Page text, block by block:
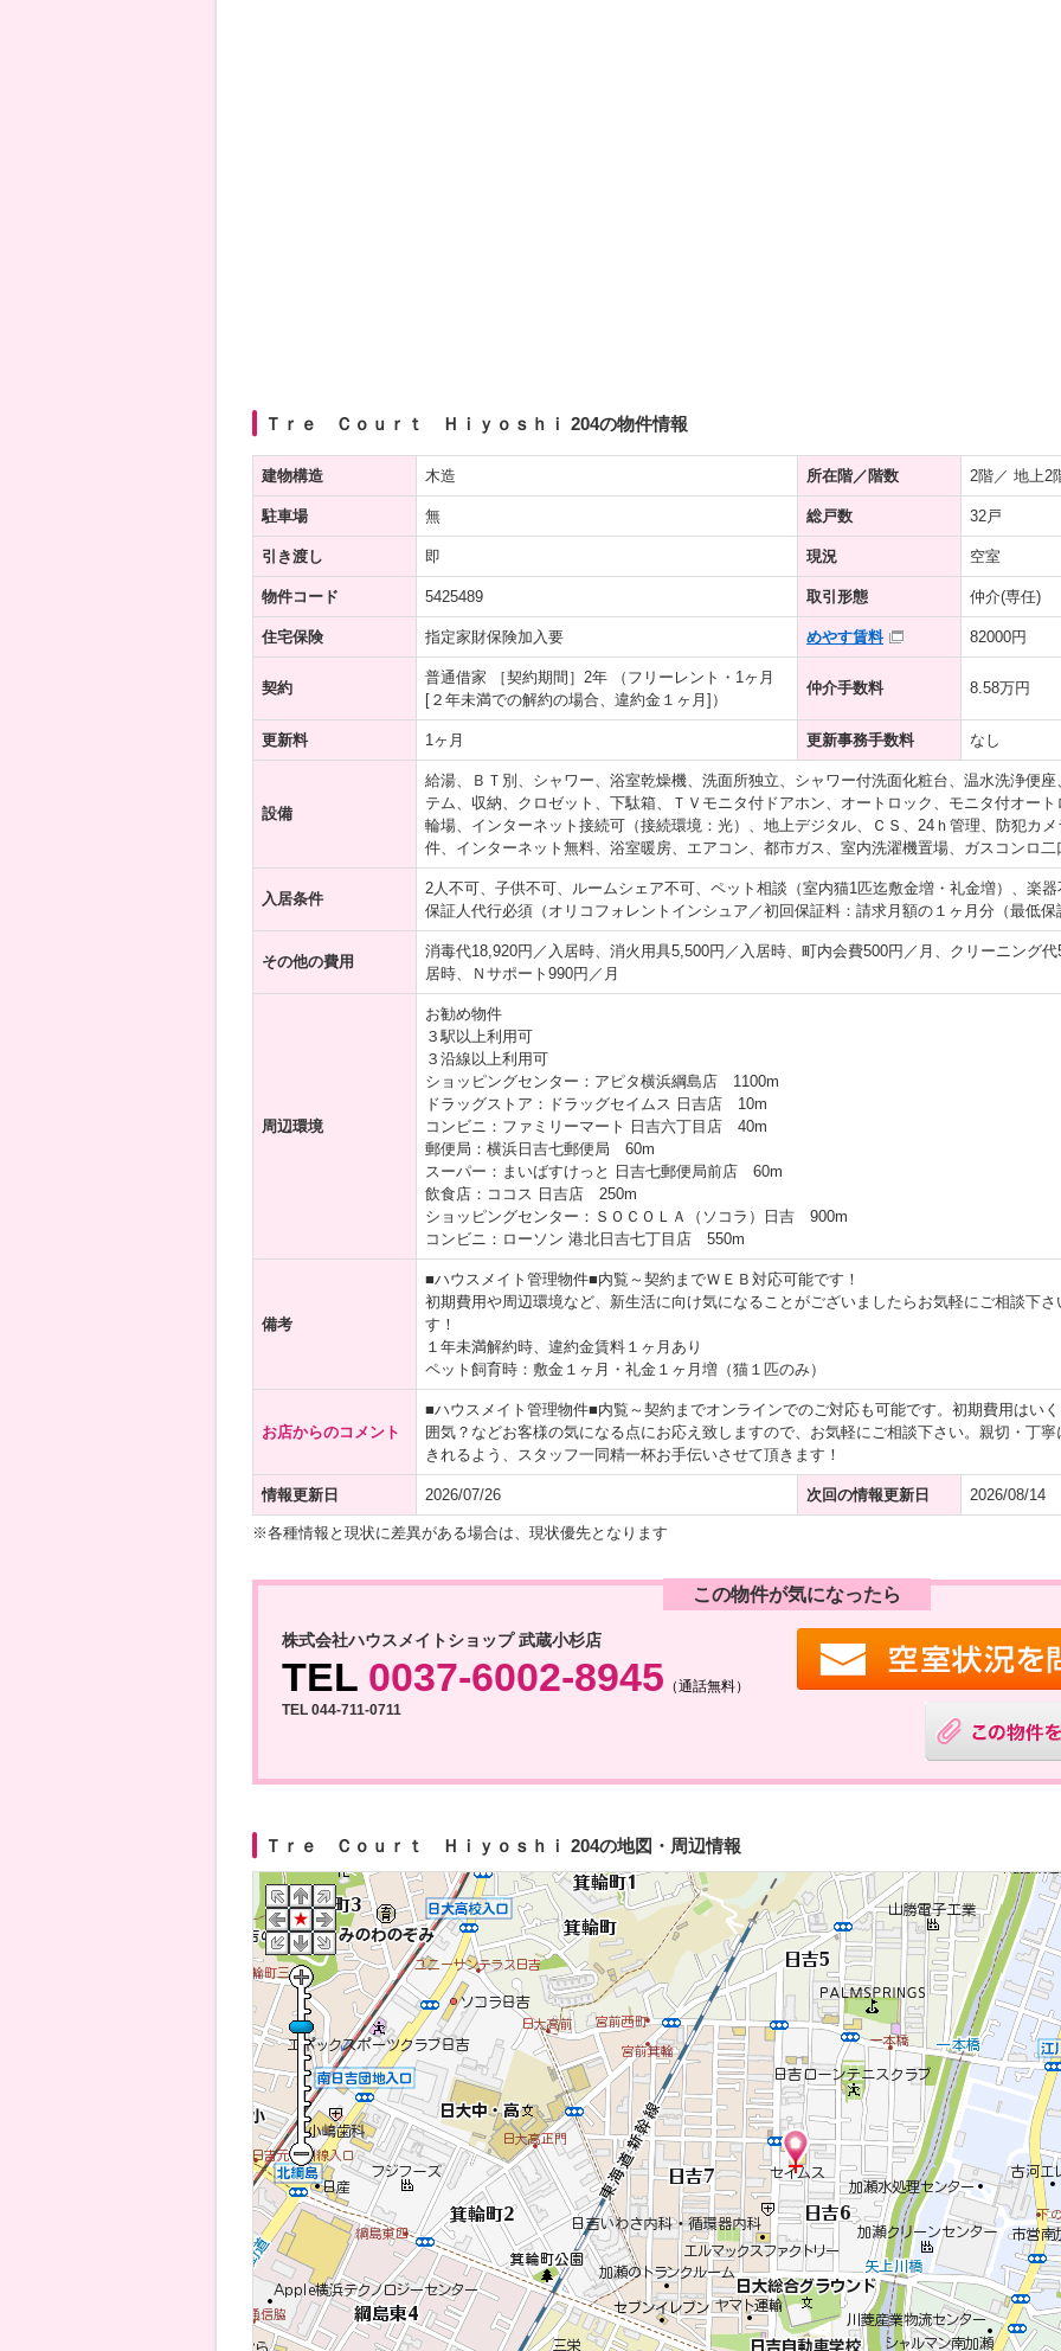
Ｔｒｅ Ｃｏｕｒｔ Ｈｉｙｏｓｈｉ 204の物件情報
建物構造 木造 所在階／階数 2階／ 地上2
駐車場 無 総戸数 32戸
引き渡し 即 現況 空室
物件コード 5425489 取引形態 仲介(専任)
住宅保険 指定家財保険加入要 めやす賃料 82000円
契約
普通借家 ［契約期間］2年 （フリーレント・1ヶ月
[２年未満での解約の場合、違約金１ヶ月]）
仲介手数料 8.58万円
更新料 1ヶ月 更新事務手数料 なし
設備
給湯、ＢＴ別、シャワー、浴室乾燥機、洗面所独立、シャワー付洗面化粧台、温水洗浄便
テム、収納、クロゼット、下駄箱、ＴＶモニタ付ドアホン、オートロック、モニタ付オー
輪場、インターネット接続可（接続環境：光）、地上デジタル、ＣＳ、24ｈ管理、防犯カ
件、インターネット無料、浴室暖房、エアコン、都市ガス、室内洗濯機置場、ガスコンロ二
入居条件
2人不可、子供不可、ルームシェア不可、ペット相談（室内猫1匹迄敷金増・礼金増）、楽
保証人代行必須（オリコフォレントインシュア／初回保証料：請求月額の１ヶ月分（最低
その他の費用
消毒代18,920円／入居時、消火用具5,500円／入居時、町内会費500円／月、クリーニング
居時、Ｎサポート990円／月
周辺環境
お勧め物件
３駅以上利用可
３沿線以上利用可
ショッピングセンター：アピタ横浜綱島店 1100m
ドラッグストア：ドラッグセイムス 日吉店 10m
コンビニ：ファミリーマート 日吉六丁目店 40m
郵便局：横浜日吉七郵便局 60m
スーパー：まいばすけっと 日吉七郵便局前店 60m
飲食店：ココス 日吉店 250m
ショッピングセンター：ＳＯＣＯＬＡ（ソコラ）日吉 900m
コンビニ：ローソン 港北日吉七丁目店 550m
備考
■ハウスメイト管理物件■内覧～契約までＷＥＢ対応可能です！
初期費用や周辺環境など、新生活に向け気になることがございましたらお気軽にご相談下
す！
１年未満解約時、違約金賃料１ヶ月あり
ペット飼育時：敷金１ヶ月・礼金１ヶ月増（猫１匹のみ）
お店からのコメント
■ハウスメイト管理物件■内覧～契約までオンラインでのご対応も可能です。初期費用はい
囲気？などお客様の気になる点にお応え致しますので、お気軽にご相談下さい。親切・丁
きれるよう、スタッフ一同精一杯お手伝いさせて頂きます！
情報更新日 2026/07/26 次回の情報更新日 2026/08/14
※各種情報と現状に差異がある場合は、現状優先となります
この物件が気になったら
株式会社ハウスメイトショップ 武蔵小杉店
TEL 0037-6002-8945 （通話無料）
TEL 044-711-0711
Ｔｒｅ Ｃｏｕｒｔ Ｈｉｙｏｓｈｉ 204の地図・周辺情報